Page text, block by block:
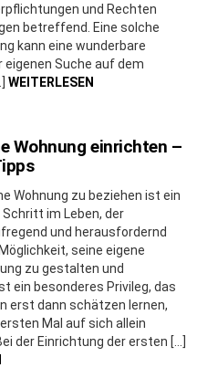
und Rechten
betreffend. Eine solche
kann eine wunderbare
Suche auf dem
WEITERLESEN
Wohnung einrichten –
Wohnung zu beziehen ist ein
im Leben, der
und herausfordernd
seine eigene
zu gestalten und
ein besonderes Privileg, das
erst dann schätzen lernen,
Mal auf sich allein
der Einrichtung der ersten […]